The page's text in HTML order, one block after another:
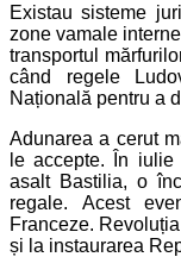
Existau sisteme
zone vamale
transportul
când regele
Națională pentru a
Adunarea a cerut
le accepte. În
asalt Bastilia, o
regale. Acest
Franceze.
și la instaurarea